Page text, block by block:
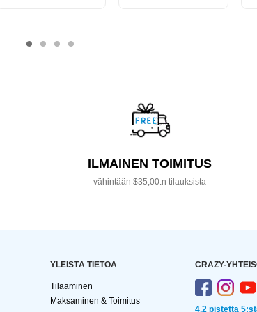
ILMAINEN TOIMITUS
vähintään $35,00:n tilauksista
YLEISTÄ TIETOA
Tilaaminen
Maksaminen & Toimitus
CRAZY-
4,2 pistettä